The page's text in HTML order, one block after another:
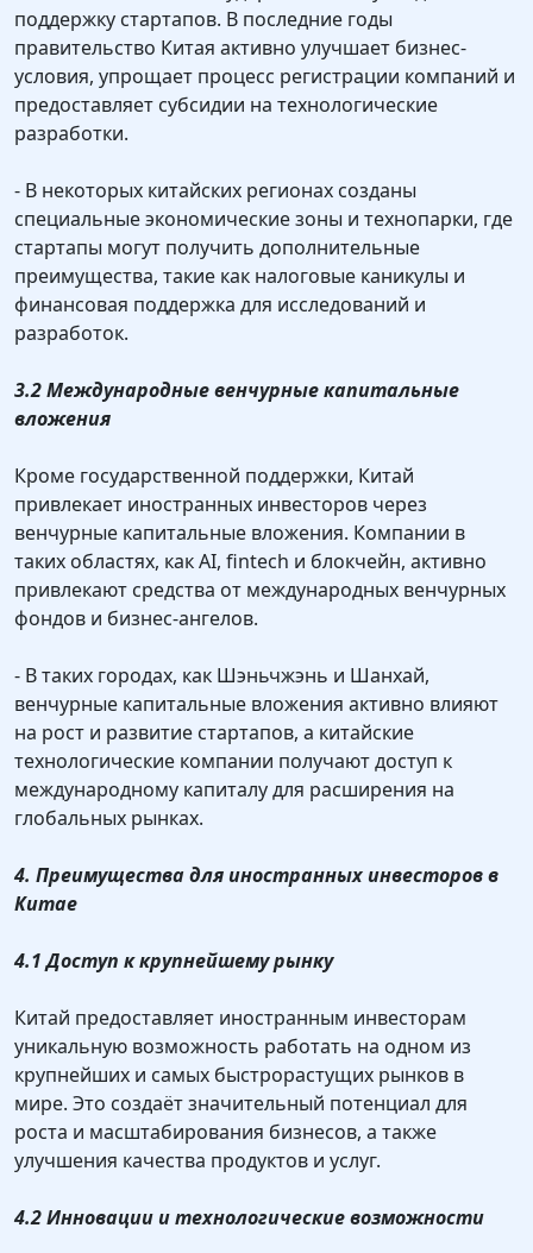
поддержку стартапов. В последние годы
правительство Китая активно улучшает бизнес-
условия, упрощает процесс регистрации компаний и
предоставляет субсидии на технологические
разработки.
- В некоторых китайских регионах созданы
специальные экономические зоны и технопарки, где
стартапы могут получить дополнительные
преимущества, такие как налоговые каникулы и
финансовая поддержка для исследований и
разработок.
3.2 Международные венчурные капитальные
вложения
Кроме государственной поддержки, Китай
привлекает иностранных инвесторов через
венчурные капитальные вложения. Компании в
таких областях, как AI, fintech и блокчейн, активно
привлекают средства от международных венчурных
фондов и бизнес-ангелов.
- В таких городах, как Шэньчжэнь и Шанхай,
венчурные капитальные вложения активно влияют
на рост и развитие стартапов, а китайские
технологические компании получают доступ к
международному капиталу для расширения на
глобальных рынках.
4. Преимущества для иностранных инвесторов в
Китае
4.1 Доступ к крупнейшему рынку
Китай предоставляет иностранным инвесторам
уникальную возможность работать на одном из
крупнейших и самых быстрорастущих рынков в
мире. Это создаёт значительный потенциал для
роста и масштабирования бизнесов, а также
улучшения качества продуктов и услуг.
4.2 Инновации и технологические возможности